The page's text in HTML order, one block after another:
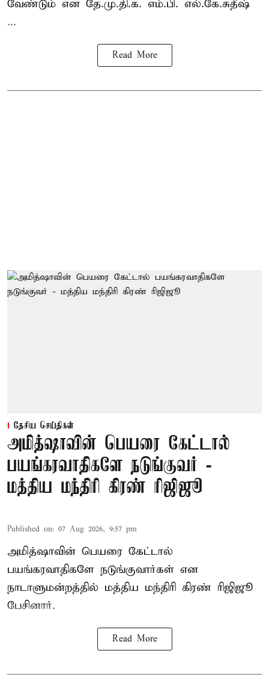
வேண்டும் என தே.மு.தி.க. எம்.பி. எல்.கே.சுதீஷ்
...
Read More
தேசிய செய்திகள்
அமித்ஷாவின் பெயரை கேட்டால்
பயங்கரவாதிகளே நடுங்குவர் -
மத்திய மந்திரி கிரண் ரிஜிஜூ
Published on: 07 Aug 2026, 9:57 pm
அமித்ஷாவின் பெயரை கேட்டால்
பயங்கரவாதிகளே நடுங்குவார்கள் என
நாடாளுமன்றத்தில் மத்திய மந்திரி கிரண் ரிஜிஜூ
பேசினார்.
Read More